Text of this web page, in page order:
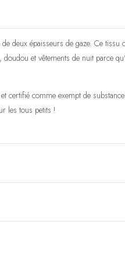
deux épaisseurs de gaze. Ce
et vêtements de nuit parce
certifié comme exempt de
les tous petits !